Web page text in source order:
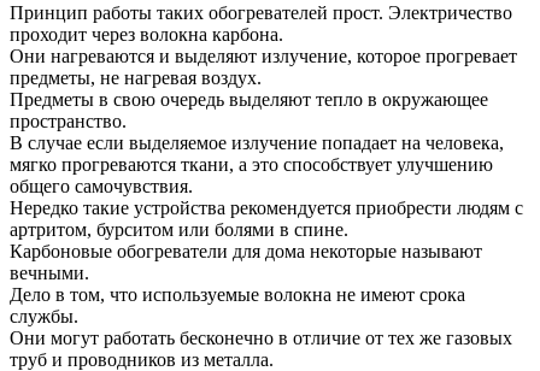
Принцип работы таких обогревателей прост. Электричество
проходит через волокна карбона.
Они нагреваются и выделяют излучение, которое прогревает
предметы, не нагревая воздух.
Предметы в свою очередь выделяют тепло в окружающее
пространство.
В случае если выделяемое излучение попадает на человека,
мягко прогреваются ткани, а это способствует улучшению
общего самочувствия.
Нередко такие устройства рекомендуется приобрести людям с
артритом, бурситом или болями в спине.
Карбоновые обогреватели для дома некоторые называют
вечными.
Дело в том, что используемые волокна не имеют срока
службы.
Они могут работать бесконечно в отличие от тех же газовых
труб и проводников из металла.